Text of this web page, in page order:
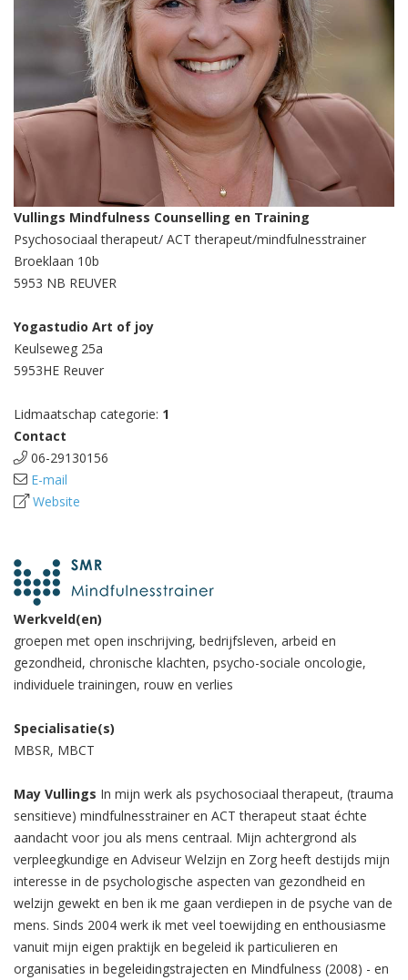
Vullings Mindfulness Counselling en Training
Psychosociaal therapeut/ ACT therapeut/mindfulnesstrainer
Broeklaan 10b
5953 NB REUVER
Yogastudio Art of joy
Keulseweg 25a
5953HE Reuver
Lidmaatschap categorie: 1
Contact
06-29130156
E-mail
Website
Werkveld(en)
groepen met open inschrijving, bedrijfsleven, arbeid en
gezondheid, chronische klachten, psycho-sociale oncologie,
individuele trainingen, rouw en verlies
Specialisatie(s)
MBSR, MBCT
May Vullings In mijn werk als psychosociaal therapeut, (trauma
sensitieve) mindfulnesstrainer en ACT therapeut staat échte
aandacht voor jou als mens centraal. Mijn achtergrond als
verpleegkundige en Adviseur Welzijn en Zorg heeft destijds mijn
interesse in de psychologische aspecten van gezondheid en
welzijn gewekt en ben ik me gaan verdiepen in de psyche van de
mens. Sinds 2004 werk ik met veel toewijding en enthousiasme
vanuit mijn eigen praktijk en begeleid ik particulieren en
organisaties in begeleidingstrajecten en Mindfulness (2008) - en